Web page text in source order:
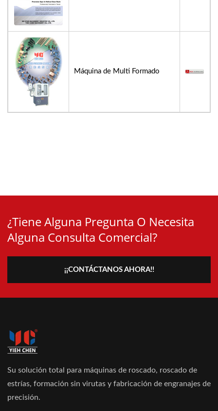
Máquina de Multi Formado
¿Tiene Alguna Pregunta O Necesita
Alguna Consulta Comercial?
¡¡CONTÁCTANOS AHORA!!
Su solución total para máquinas de roscado, roscado de
estrías, formación sin virutas y fabricación de engranajes de
precisión.